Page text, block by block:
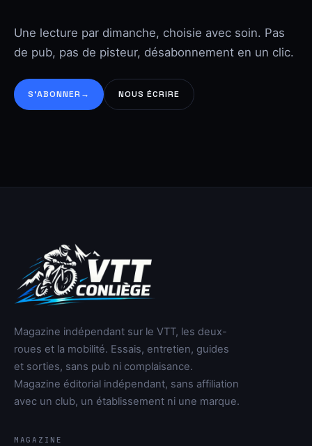
Une lecture par dimanche, choisie avec soin. Pas
de pub, pas de pisteur, désabonnement en un clic.
S’ABONNER → NOUS ÉCRIRE
Magazine indépendant sur le VTT, les deux-
roues et la mobilité. Essais, entretien, guides
et sorties, sans pub ni complaisance.
Magazine éditorial indépendant, sans affiliation
avec un club, un établissement ni une marque.
MAGAZINE